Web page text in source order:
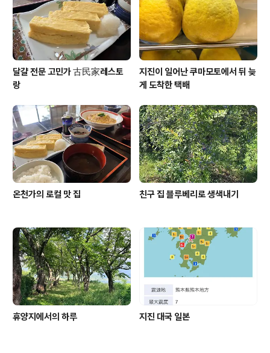
달걀 전문 고민가 古民家레스토
랑
지진이 일어난 쿠마모토에서 뒤 늦
게 도착한 택배
온천가의 로컬 맛 집 친구 집 블루베리로 생색내기
휴양지에서의 하루 지진 대국 일본